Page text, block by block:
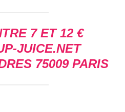
7 ET 12 €
JUICE.NET
75009 PARIS